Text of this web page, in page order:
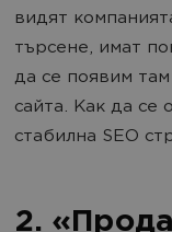
видят
търсене, имат
да се появим
сайта. Как да се
стабилна SEO
2.